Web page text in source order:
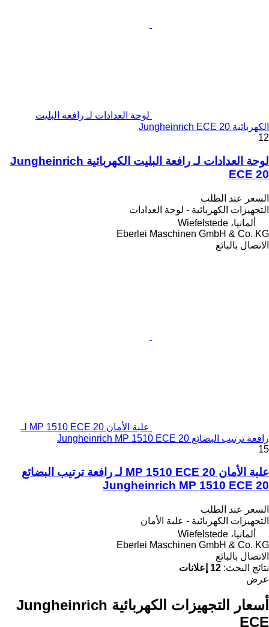
لوحة العدادات لـ رافعة البليت
الكهربائية Jungheinrich ECE 20
12
لوحة العدادات لـ رافعة البليت الكهربائية Jungheinrich
ECE 20
السعر عند الطلب
التجهيزات الكهربائية - لوحة العدادات
ألمانيا، Wiefelstede
Eberlei Maschinen GmbH & Co. KG
الاتصال بالبائع
علبة الأمان MP 1510 ECE 20 لـ
رافعة ترتيب البضائع Jungheinrich MP 1510 ECE 20
15
علبة الأمان MP 1510 ECE 20 لـ رافعة ترتيب البضائع
Jungheinrich MP 1510 ECE 20
السعر عند الطلب
التجهيزات الكهربائية - علبة الأمان
ألمانيا، Wiefelstede
Eberlei Maschinen GmbH & Co. KG
الاتصال بالبائع
نتائج البحث: 12 إعلانات
عرض
أسعار التجهيزات الكهربائية Jungheinrich
ECE